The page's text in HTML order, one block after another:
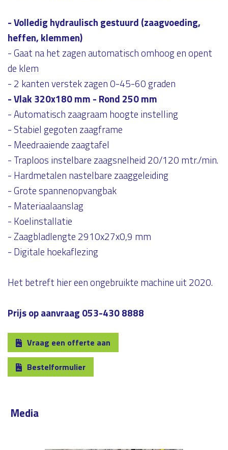
- Volledig hydraulisch gestuurd (zaagvoeding,
heffen, klemmen)
- Gaat na het zagen automatisch omhoog en opent
de klem
- 2 kanten verstek zagen 0-45-60 graden
- Vlak 320x180 mm - Rond 250 mm
- Automatisch zaagraam hoogte instelling
- Stabiel gegoten zaagframe
- Meedraaiende zaagtafel
- Traploos instelbare zaagsnelheid 20/120 mtr./min.
- Hardmetalen nastelbare zaaggeleiding
- Grote spannenopvangbak
- Materiaalaanslag
- Koelinstallatie
- Zaagbladlengte 2910x27x0,9 mm
- Digitale hoekaflezing
Het betreft hier een ongebruikte machine uit 2020.
Prijs op aanvraag 053-430 8888
Vraag een offerte aan
Bestelformulier
Media